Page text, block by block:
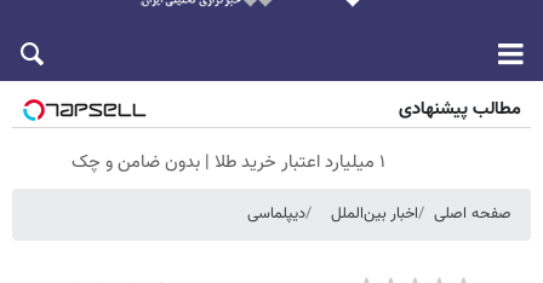
مطالب پیشنهادی
۱ میلیارد اعتبار خرید طلا | بدون ضامن و چک
صفحه اصلی اخبار بین‌الملل دیپلماسی